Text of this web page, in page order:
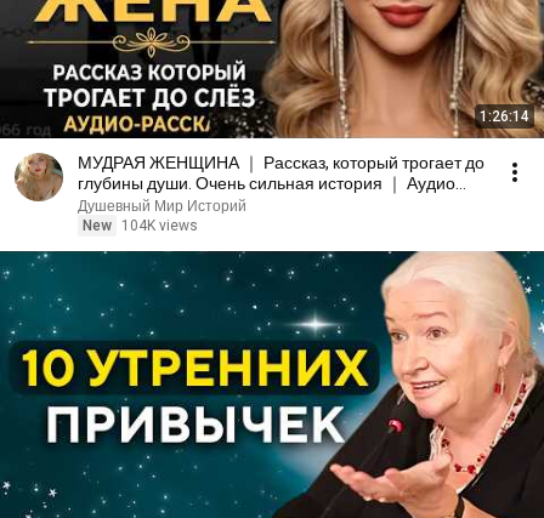
1:26:14
МУДРАЯ ЖЕНЩИНА ｜ Рассказ, который трогает до
глубины души. Очень сильная история ｜ Аудио
рассказ.
Душевный Мир Историй
New
104K views